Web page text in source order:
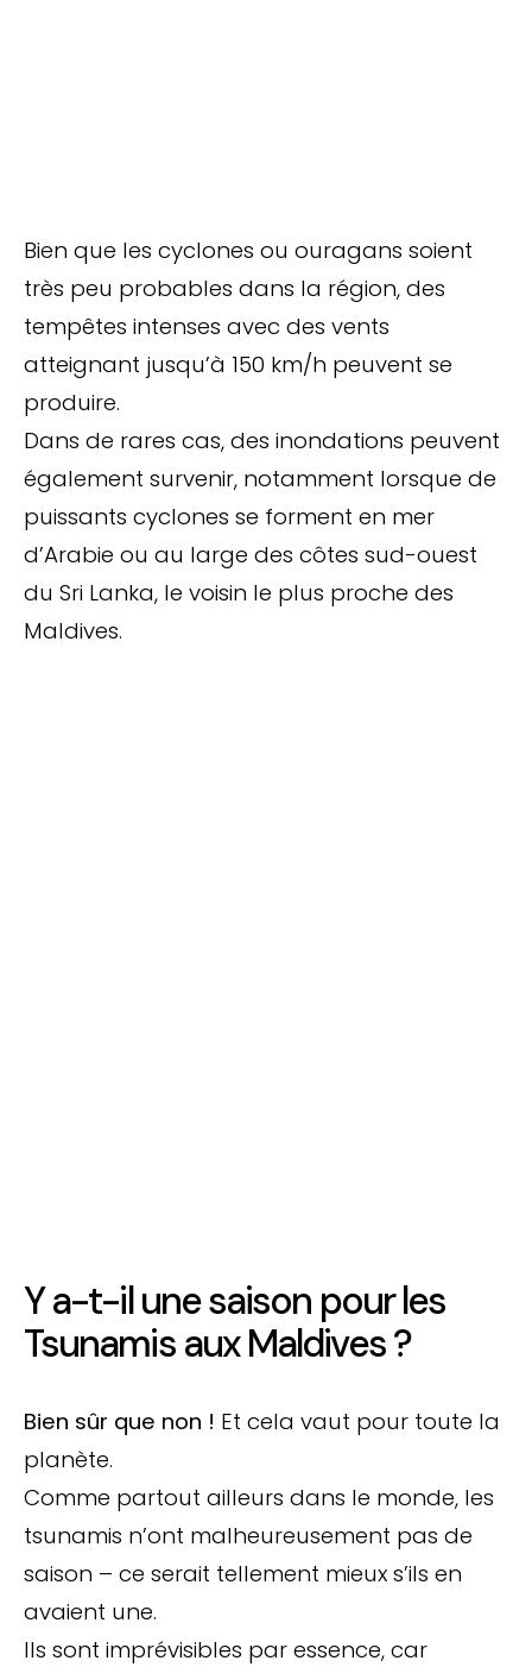
Bien que les cyclones ou ouragans soient
très peu probables dans la région, des
tempêtes intenses avec des vents
atteignant jusqu’à 150 km/h peuvent se
produire.
Dans de rares cas, des inondations peuvent
également survenir, notamment lorsque de
puissants cyclones se forment en mer
d’Arabie ou au large des côtes sud-ouest
du Sri Lanka, le voisin le plus proche des
Maldives.
Y a-t-il une saison pour les
Tsunamis aux Maldives ?
Bien sûr que non ! Et cela vaut pour toute la
planète.
Comme partout ailleurs dans le monde, les
tsunamis n’ont malheureusement pas de
saison – ce serait tellement mieux s’ils en
avaient une.
Ils sont imprévisibles par essence, car